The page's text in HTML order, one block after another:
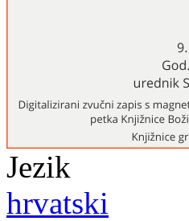
Jezik
hrvatski